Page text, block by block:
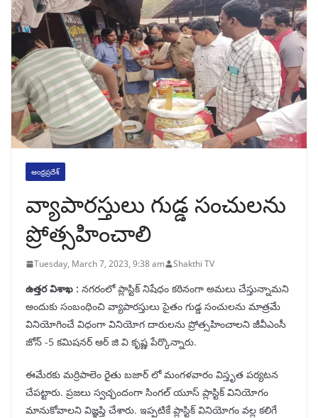
ఆంధ్రప్రదేశ్
వ్యాపారస్తులు గుడ్డ సంచులను
ప్రోత్సహించాలి
Tuesday, March 7, 2023, 9:38 am Shakthi TV
ఉత్తర విశాఖ : నగరంలో ప్లాస్టిక్ నిషేధం కఠినంగా అమలు చేస్తున్నామని
అందుకు సంబంధించి వ్యాపారస్తులు సైతం గుడ్డ సంచులను మాత్రమే
వినియోగించే విధంగా వినియోగ దారులను ప్రోత్సహించాలని జీవీఎంసీ
జోన్ -5 కమిషనర్ ఆర్ జి వి కృష్ణ పేర్కొన్నారు.
ఈమేరకు మర్రిపాలెం రైతు బజార్ లో మంగళవారం విస్తృత పర్యటన
చేపట్టారు. ప్రజలు స్వచ్ఛందంగా సింగల్ యూస్ ప్లాస్టిక్ వినియోగం
మానుకోవాలని విజ్ఞప్తి చేశారు. ఇప్పటికే ప్లాస్టిక్ వినియోగం వల్ల కలిగే